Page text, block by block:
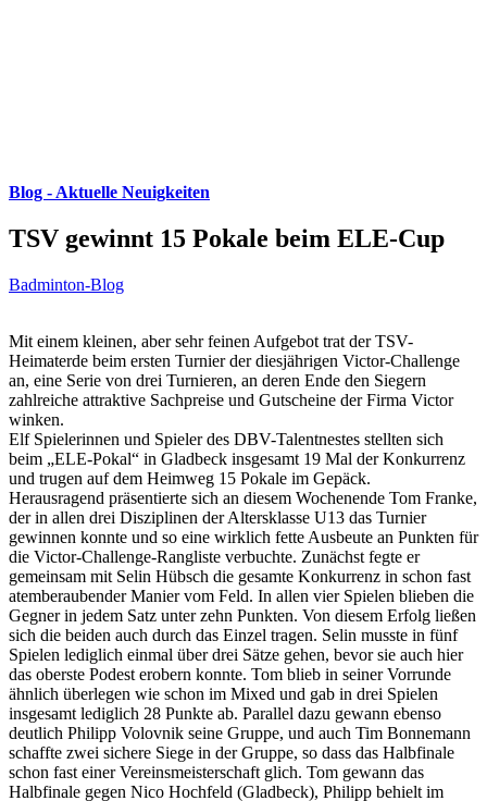
Blog - Aktuelle Neuigkeiten
TSV gewinnt 15 Pokale beim ELE-Cup
Badminton-Blog
Mit einem kleinen, aber sehr feinen Aufgebot trat der TSV-
Heimaterde beim ersten Turnier der diesjährigen Victor-Challenge
an, eine Serie von drei Turnieren, an deren Ende den Siegern
zahlreiche attraktive Sachpreise und Gutscheine der Firma Victor
winken.
Elf Spielerinnen und Spieler des DBV-Talentnestes stellten sich
beim „ELE-Pokal“ in Gladbeck insgesamt 19 Mal der Konkurrenz
und trugen auf dem Heimweg 15 Pokale im Gepäck.
Herausragend präsentierte sich an diesem Wochenende Tom Franke,
der in allen drei Disziplinen der Altersklasse U13 das Turnier
gewinnen konnte und so eine wirklich fette Ausbeute an Punkten für
die Victor-Challenge-Rangliste verbuchte. Zunächst fegte er
gemeinsam mit Selin Hübsch die gesamte Konkurrenz in schon fast
atemberaubender Manier vom Feld. In allen vier Spielen blieben die
Gegner in jedem Satz unter zehn Punkten. Von diesem Erfolg ließen
sich die beiden auch durch das Einzel tragen. Selin musste in fünf
Spielen lediglich einmal über drei Sätze gehen, bevor sie auch hier
das oberste Podest erobern konnte. Tom blieb in seiner Vorrunde
ähnlich überlegen wie schon im Mixed und gab in drei Spielen
insgesamt lediglich 28 Punkte ab. Parallel dazu gewann ebenso
deutlich Philipp Volovnik seine Gruppe, und auch Tim Bonnemann
schaffte zwei sichere Siege in der Gruppe, so dass das Halbfinale
schon fast einer Vereinsmeisterschaft glich. Tom gewann das
Halbfinale gegen Nico Hochfeld (Gladbeck), Philipp behielt im